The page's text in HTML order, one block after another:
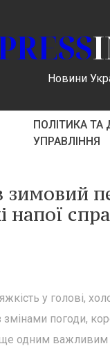
Новини
ПОЛІТИКА
УПРАВЛІННЯ
напої
у голові,
змінами погоди,
одним